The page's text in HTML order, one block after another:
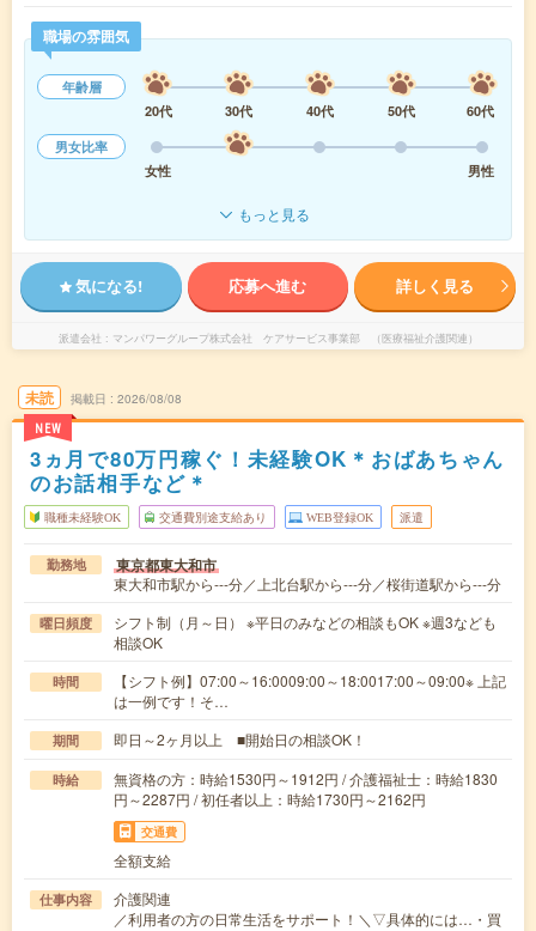
職場の雰囲気
年齢層
20代
30代 40代 50代
60代
男女比率
女性
男性
もっと見る
気になる! 応募へ進む 詳しく見る
派遣会社 マンパワーグループ株式会社 ケアサービス事業部 （医療福祉介護関連）
未読
NEW
掲載日 2026/08/08
3ヵ月で80万円稼ぐ！未経験OK＊おばあちゃん
のお話相手など＊
職種未経験OK 交通費別途支給あり WEB登録OK 派遣
勤務地 東京都東大和市
東大和市駅から---分／上北台駅から---分／桜街道駅から---分
曜日頻度
シフト制（月～日） ※平日のみなどの相談もOK ※週3なども
相談OK
時間
【シフト例】07:00～16:0009:00～18:0017:00～09:00※ 上記
は一例です！そ…
期間 即日～2ヶ月以上 ■開始日の相談OK！
時給
無資格の方：時給1530円～1912円 / 介護福祉士：時給1830
円～2287円 / 初任者以上：時給1730円～2162円
交通費
全額支給
仕事内容
介護関連
／利用者の方の日常生活をサポート！＼▽具体的には…・買